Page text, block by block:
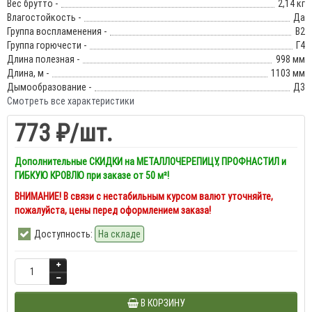
Вес брутто -
2,14 кг
Влагостойкость -
Да
Группа воспламенения -
В2
Группа горючести -
Г4
Длина полезная -
998 мм
Длина, м -
1103 мм
Дымообразование -
Д3
Смотреть все характеристики
773 ₽/шт.
Дополнительные СКИДКИ на МЕТАЛЛОЧЕРЕПИЦУ, ПРОФНАСТИЛ и
ГИБКУЮ КРОВЛЮ при заказе от 50 м²!
ВНИМАНИЕ! В связи с нестабильным курсом валют уточняйте,
пожалуйста, цены перед оформлением заказа!
Доступность: На складе
В КОРЗИНУ